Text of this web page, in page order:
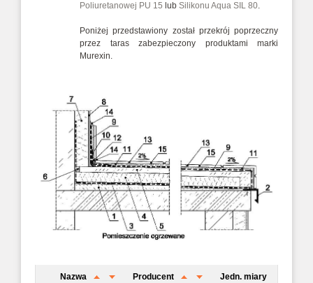
Poliuretanowej PU 15 lub Silikonu Aqua SIL 80.
Poniżej przedstawiony został przekrój poprzeczny
przez taras zabezpieczony produktami marki
Murexin.
Nazwa Producent Jedn. miary